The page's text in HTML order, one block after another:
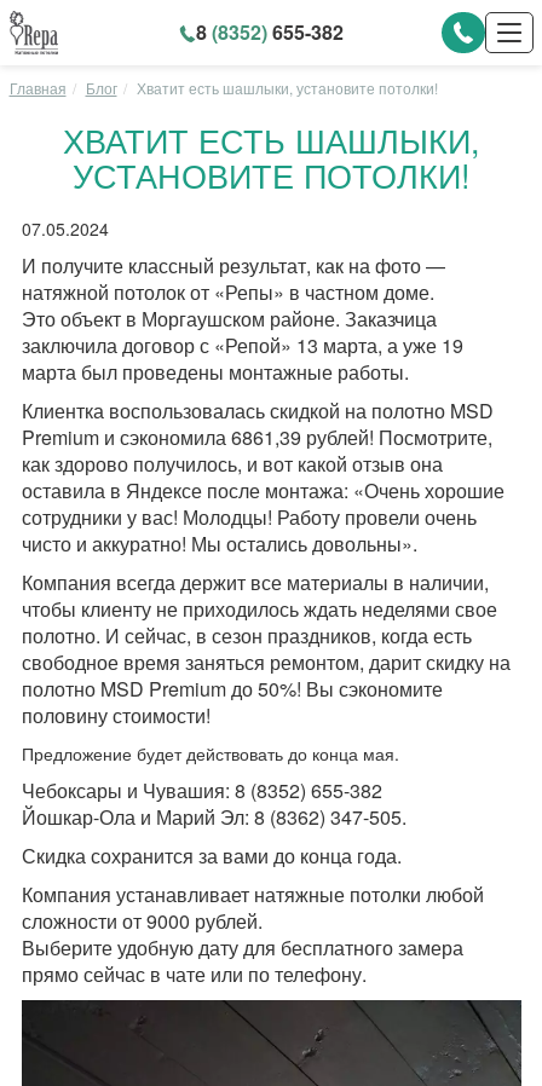
8(8352)655-382
Главная Блог Хватит есть шашлыки, установите потолки!
ХВАТИТ ЕСТЬ ШАШЛЫКИ,
УСТАНОВИТЕ ПОТОЛКИ!
07.05.2024
И получите классный результат, как на фото —
натяжной потолок от «Репы» в частном доме.
Это объект в Моргаушском районе. Заказчица
заключила договор с «Репой» 13 марта, а уже 19
марта был проведены монтажные работы.
Клиентка воспользовалась скидкой на полотно MSD
Premium и сэкономила 6861,39 рублей! Посмотрите,
как здорово получилось, и вот какой отзыв она
оставила в Яндексе после монтажа: «Очень хорошие
сотрудники у вас! Молодцы! Работу провели очень
чисто и аккуратно! Мы остались довольны».
Компания всегда держит все материалы в наличии,
чтобы клиенту не приходилось ждать неделями свое
полотно. И сейчас, в сезон праздников, когда есть
свободное время заняться ремонтом, дарит скидку на
полотно MSD Premium до 50%! Вы сэкономите
половину стоимости!
Предложение будет действовать до конца мая.
Чебоксары и Чувашия: 8 (8352) 655-382
Йошкар-Ола и Марий Эл: 8 (8362) 347-505.
Скидка сохранится за вами до конца года.
Компания устанавливает натяжные потолки любой
сложности от 9000 рублей.
Выберите удобную дату для бесплатного замера
прямо сейчас в чате или по телефону.